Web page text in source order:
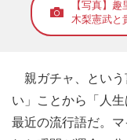
【写真】
木梨憲武と
親ガチャ、という
い」ことから「人
最近の流行語だ。